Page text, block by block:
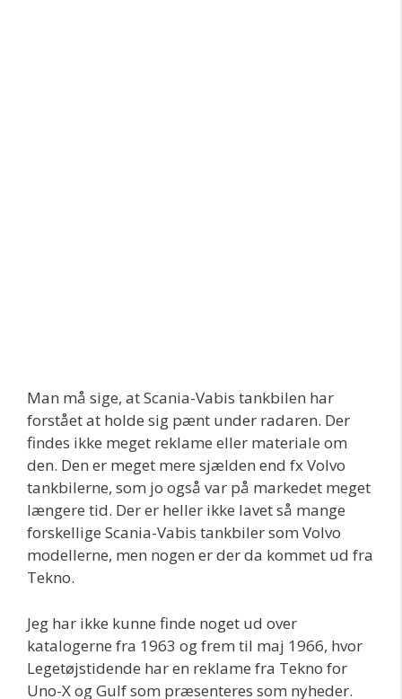
Man må sige, at Scania-Vabis tankbilen har
forstået at holde sig pænt under radaren. Der
findes ikke meget reklame eller materiale om
den. Den er meget mere sjælden end fx Volvo
tankbilerne, som jo også var på markedet meget
længere tid. Der er heller ikke lavet så mange
forskellige Scania-Vabis tankbiler som Volvo
modellerne, men nogen er der da kommet ud fra
Tekno.
Jeg har ikke kunne finde noget ud over
katalogerne fra 1963 og frem til maj 1966, hvor
Legetøjstidende har en reklame fra Tekno for
Uno-X og Gulf som præsenteres som nyheder.